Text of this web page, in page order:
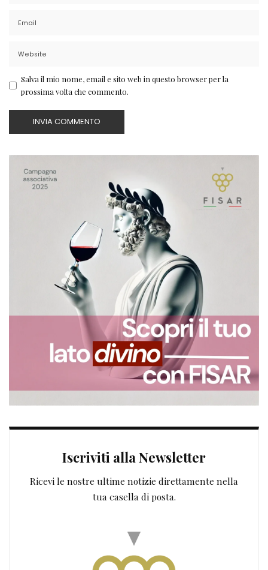
Salva il mio nome, email e sito web in questo browser per la
prossima volta che commento.
Iscriviti alla Newsletter
Ricevi le nostre ultime notizie direttamente nella
tua casella di posta.